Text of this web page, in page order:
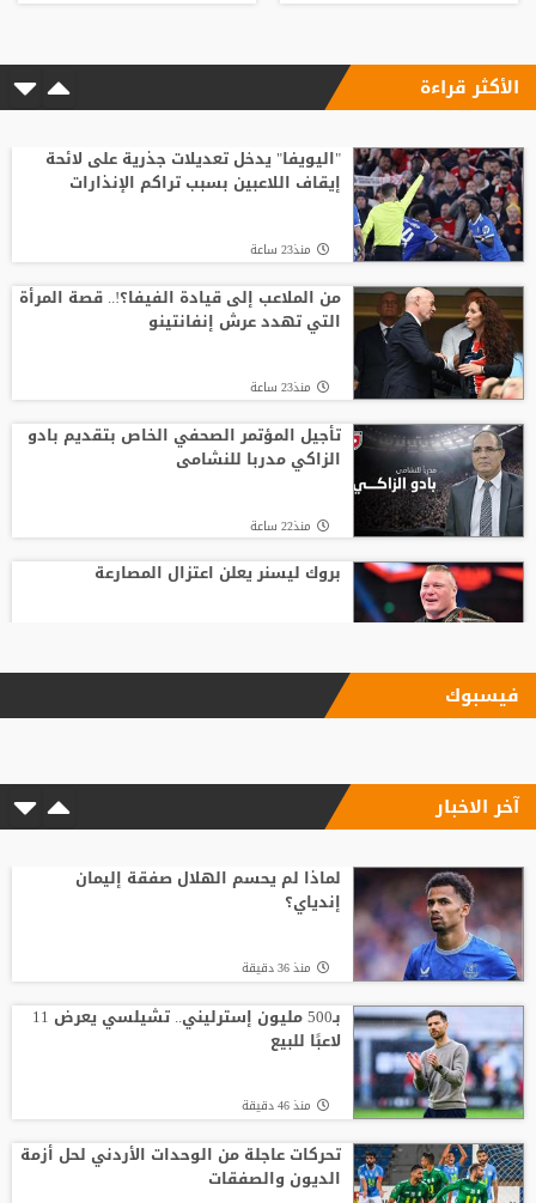
الأكثر قراءة
"اليويفا" يدخل تعديلات جذرية على لائحة
إيقاف اللاعبين بسبب تراكم الإنذارات
منذ23 ساعة
من الملاعب إلى قيادة الفيفا؟!.. قصة المرأة
التي تهدد عرش إنفانتينو
منذ23 ساعة
تأجيل المؤتمر الصحفي الخاص بتقديم بادو
الزاكي مدربا للنشامى
منذ22 ساعة
بروك ليسنر يعلن اعتزال المصارعة
بعد رفض السعودية.. نادٍ فرنسي يتوصل
بـ"المخادع"
بعد حسم صفقة صلاح.. طرابزون سبور يكثف
ضغطه لضم نجم الهلال
من الأهلي السعودي للبريميرليج.. يايسله
يقود نيوكاسل رسميًا
فيسبوك
آخر الاخبار
لماذا لم يحسم الهلال صفقة إليمان
إندياي؟
منذ 36 دقيقة
بـ500 مليون إسترليني.. تشيلسي يعرض 11
لاعبًا للبيع
منذ 46 دقيقة
تحركات عاجلة من الوحدات الأردني لحل أزمة
الديون والصفقات